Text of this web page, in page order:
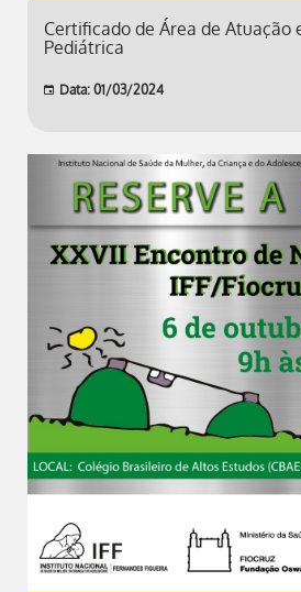
Certificado de Área de Atuação
Pediátrica
Data: 01/03/2024